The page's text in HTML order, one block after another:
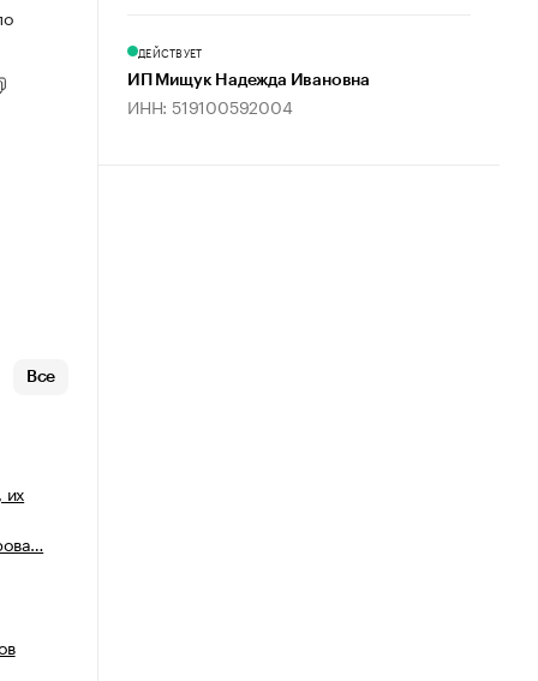
Все
их
ДЕЙСТВУЕТ
ИП Мищук Надежда Ивановна
ИНН: 519100592004